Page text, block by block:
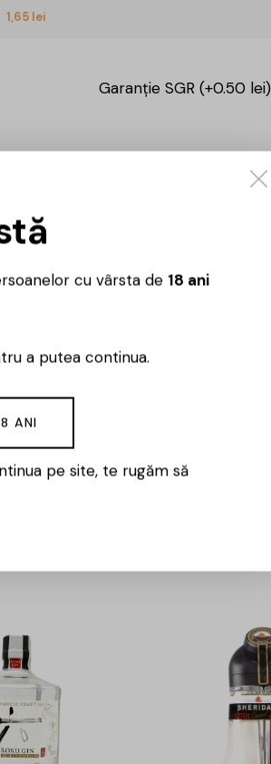
1,65 lei
Garanție SGR (+0.50 lei)
Sună aici:
cu vârsta de 18 ani
a putea continua.
ANI
pe site, te rugăm să